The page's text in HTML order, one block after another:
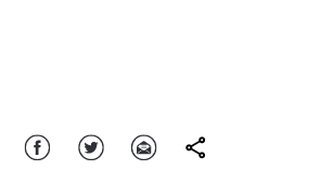
Facebook Twitter Correo comparte